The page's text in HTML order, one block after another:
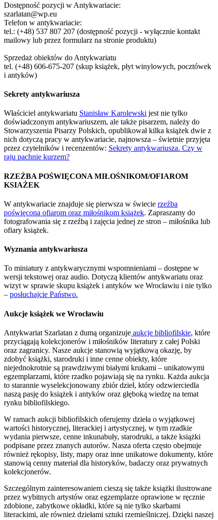
Dostępność pozycji w Antykwariacie:
szarlatan@wp.eu
Telefon w antykwariacie:
tel.: (+48) 537 807 207 (dostępność pozycji - wyłącznie kontakt
mailowy lub przez formularz na stronie produktu)
Sprzedaż obiektów do Antykwariatu
tel. (+48) 606-675-207 (skup książek, płyt winylowych, pocztówek
i antyków)
Sekrety antykwariusza
Właściciel antykwariatu Stanisław Karolewski jest nie tylko
doświadczonym antykwariuszem, ale także pisarzem, należy do
Stowarzyszenia Pisarzy Polskich, opublikował kilka książek dwie z
nich dotyczą pracy w antykwariacie, najnowsza – świetnie przyjęta
przez czytelników i recenzentów: Sekrety antykwariusza. Czy w
raju pachnie kurzem?
RZEŹBA POŚWIĘCONA MIŁOŚNIKOM/OFIAROM
KSIAŻEK
W antykwariacie znajduje się pierwsza w świecie rzeźba
poświęcona ofiarom oraz miłośnikom książek. Zapraszamy do
fotografowania się z rzeźbą i zajęcia jednej ze stron – miłośnika lub
ofiary książek.
Wyznania antykwariusza
To miniatury z antykwarycznymi wspomnieniami – dostępne w
wersji tekstowej oraz audio. Dotyczą klientów antykwariatu oraz
wizyt w sprawie skupu książek i antyków we Wrocławiu i nie tylko
– posłuchajcie Państwo.
Aukcje książek we Wrocławiu
Antykwariat Szarlatan z dumą organizuje aukcje bibliofilskie, które
przyciągają kolekcjonerów i miłośników literatury z całej Polski
oraz zagranicy. Nasze aukcje stanowią wyjątkową okazję, by
zdobyć książki, starodruki i inne cenne obiekty, które
niejednokrotnie są prawdziwymi białymi krukami – unikatowymi
egzemplarzami, które rzadko pojawiają się na rynku. Każda aukcja
to starannie wyselekcjonowany zbiór dzieł, który odzwierciedla
naszą pasję do książek i antyków oraz głęboką wiedzę na temat
rynku bibliofilskiego.
W ramach aukcji bibliofilskich oferujemy dzieła o wyjątkowej
wartości historycznej, literackiej i artystycznej, w tym rzadkie
wydania pierwsze, cenne inkunabuły, starodruki, a także książki
podpisane przez znanych autorów. Nasza oferta często obejmuje
również rękopisy, listy, mapy oraz inne unikatowe dokumenty, które
stanowią cenny materiał dla historyków, badaczy oraz prywatnych
kolekcjonerów.
Szczególnym zainteresowaniem cieszą się także książki ilustrowane
przez wybitnych artystów oraz egzemplarze oprawione w ręcznie
zdobione, zabytkowe okładki, które są nie tylko skarbami
literackimi, ale również dziełami sztuki rzemieślniczej. Dzięki naszej